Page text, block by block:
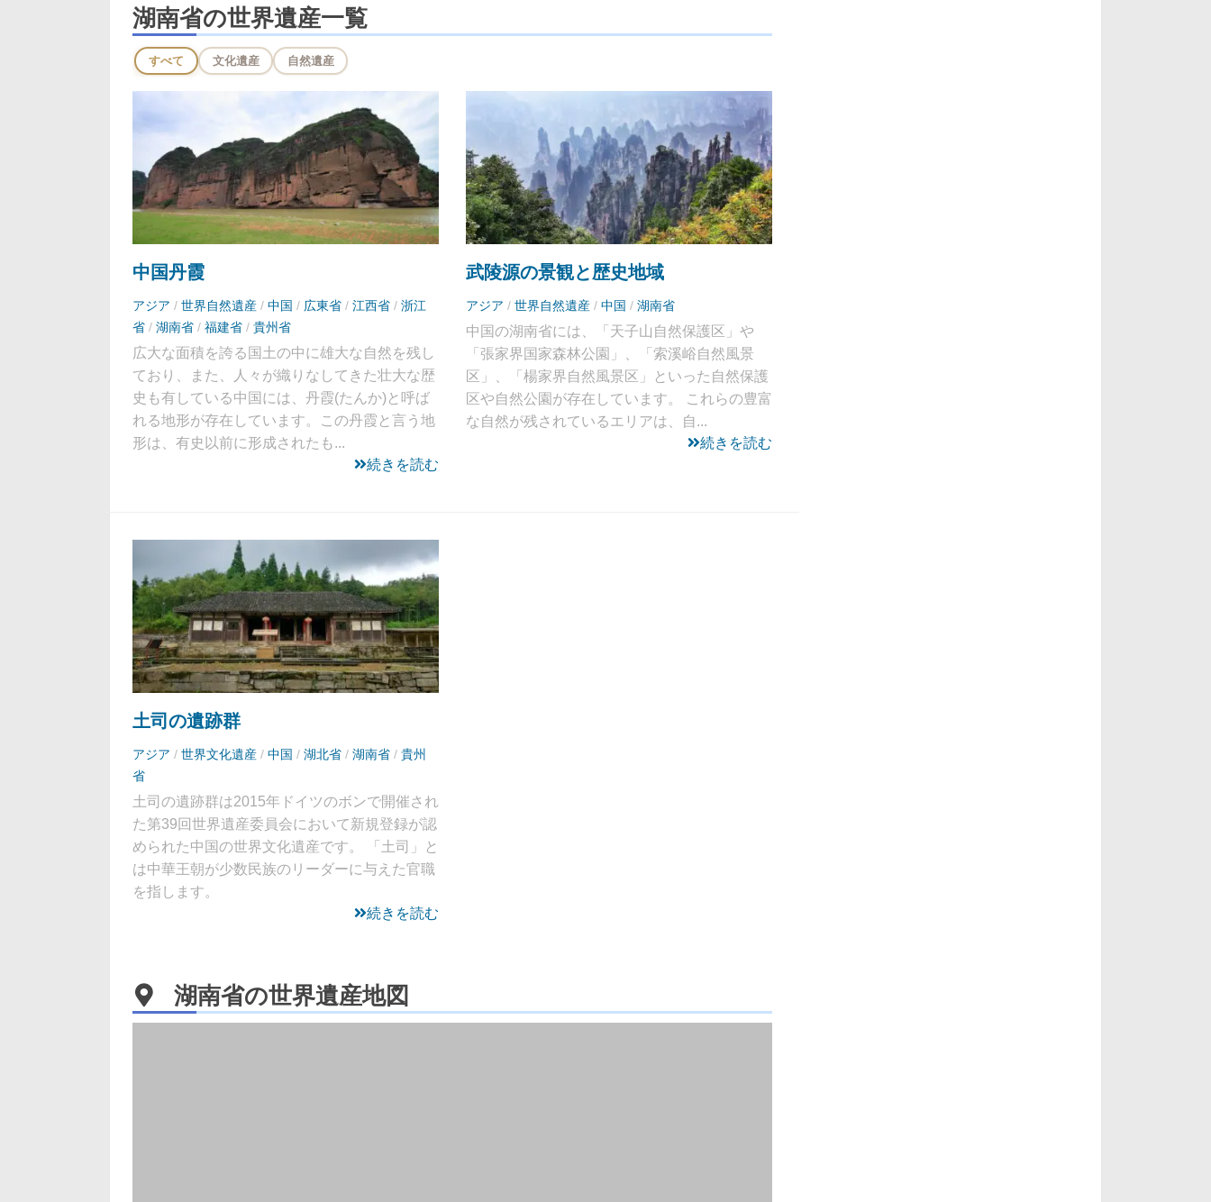
湖南省の世界遺産一覧
すべて 文化遺産 自然遺産
中国丹霞
アジア / 世界自然遺産 / 中国 / 広東省 / 江西省 / 浙江
省 / 湖南省 / 福建省 / 貴州省
広大な面積を誇る国土の中に雄大な自然を残し
ており、また、人々が織りなしてきた壮大な歴
史も有している中国には、丹霞(たんか)と呼ば
れる地形が存在しています。この丹霞と言う地
形は、有史以前に形成されたも...
続きを読む
武陵源の景観と歴史地域
アジア / 世界自然遺産 / 中国 / 湖南省
中国の湖南省には、「天子山自然保護区」や
「張家界国家森林公園」、「索溪峪自然風景
区」、「楊家界自然風景区」といった自然保護
区や自然公園が存在しています。 これらの豊富
な自然が残されているエリアは、自...
続きを読む
土司の遺跡群
アジア / 世界文化遺産 / 中国 / 湖北省 / 湖南省 / 貴州
省
土司の遺跡群は2015年ドイツのボンで開催され
た第39回世界遺産委員会において新規登録が認
められた中国の世界文化遺産です。 「土司」と
は中華王朝が少数民族のリーダーに与えた官職
を指します。
続きを読む
湖南省の世界遺産地図